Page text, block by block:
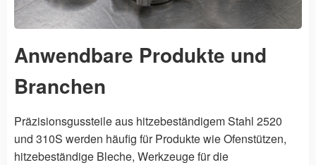
Anwendbare Produkte und
Branchen
Präzisionsgussteile aus hitzebeständigem Stahl 2520
und 310S werden häufig für Produkte wie Ofenstützen,
hitzebeständige Bleche, Werkzeuge für die